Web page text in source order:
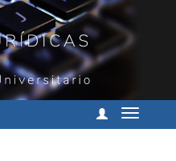
Cambiar